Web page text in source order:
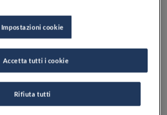
0 0 0 0
Impostazioni cookie
Rifiuta tutti
Accetta tutti i cookie